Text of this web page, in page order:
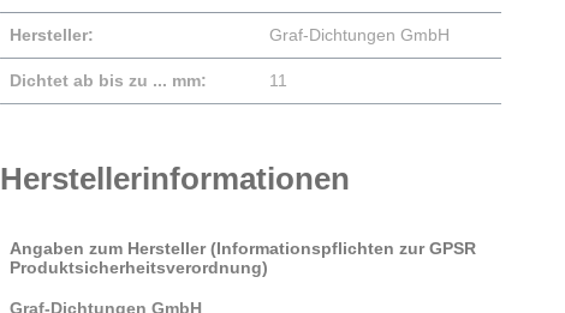
Hersteller: Graf-Dichtungen GmbH
Dichtet ab bis zu ... mm: 11
Herstellerinformationen
Angaben zum Hersteller (Informationspflichten zur GPSR
Produktsicherheitsverordnung)
Graf-Dichtungen GmbH